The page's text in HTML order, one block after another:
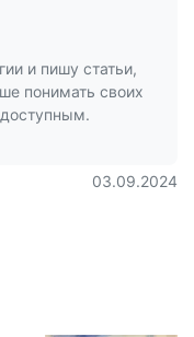
и пишу статьи,
понимать своих
03.09.2024